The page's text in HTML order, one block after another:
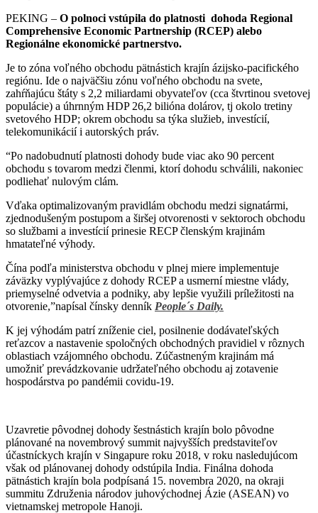
PEKING – O polnoci vstúpila do platnosti dohoda Regional
Comprehensive Economic Partnership (RCEP) alebo
Regionálne ekonomické partnerstvo.
Je to zóna voľného obchodu pätnástich krajín ázijsko-pacifického
regiónu. Ide o najväčšiu zónu voľného obchodu na svete,
zahŕňajúcu štáty s 2,2 miliardami obyvateľov (cca štvrtinou svetovej
populácie) a úhrnným HDP 26,2 bilióna dolárov, tj okolo tretiny
svetového HDP; okrem obchodu sa týka služieb, investícií,
telekomunikácií i autorských práv.
“Po nadobudnutí platnosti dohody bude viac ako 90 percent
obchodu s tovarom medzi členmi, ktorí dohodu schválili, nakoniec
podliehať nulovým clám.
Vďaka optimalizovaným pravidlám obchodu medzi signatármi,
zjednodušeným postupom a širšej otvorenosti v sektoroch obchodu
so službami a investícií prinesie RECP členským krajinám
hmatateľné výhody.
Čína podľa ministerstva obchodu v plnej miere implementuje
záväzky vyplývajúce z dohody RCEP a usmerní miestne vlády,
priemyselné odvetvia a podniky, aby lepšie využili príležitosti na
otvorenie,”napísal čínsky denník People´s Daily.
K jej výhodám patrí zníženie ciel, posilnenie dodávateľských
reťazcov a nastavenie spoločných obchodných pravidiel v rôznych
oblastiach vzájomného obchodu. Zúčastneným krajinám má
umožniť prevádzkovanie udržateľného obchodu aj zotavenie
hospodárstva po pandémii covidu-19.
Uzavretie pôvodnej dohody šestnástich krajín bolo pôvodne
plánované na novembrový summit najvyšších predstaviteľov
účastníckych krajín v Singapure roku 2018, v roku nasledujúcom
však od plánovanej dohody odstúpila India. Finálna dohoda
pätnástich krajín bola podpísaná 15. novembra 2020, na okraji
summitu Združenia národov juhovýchodnej Ázie (ASEAN) vo
vietnamskej metropole Hanoji.